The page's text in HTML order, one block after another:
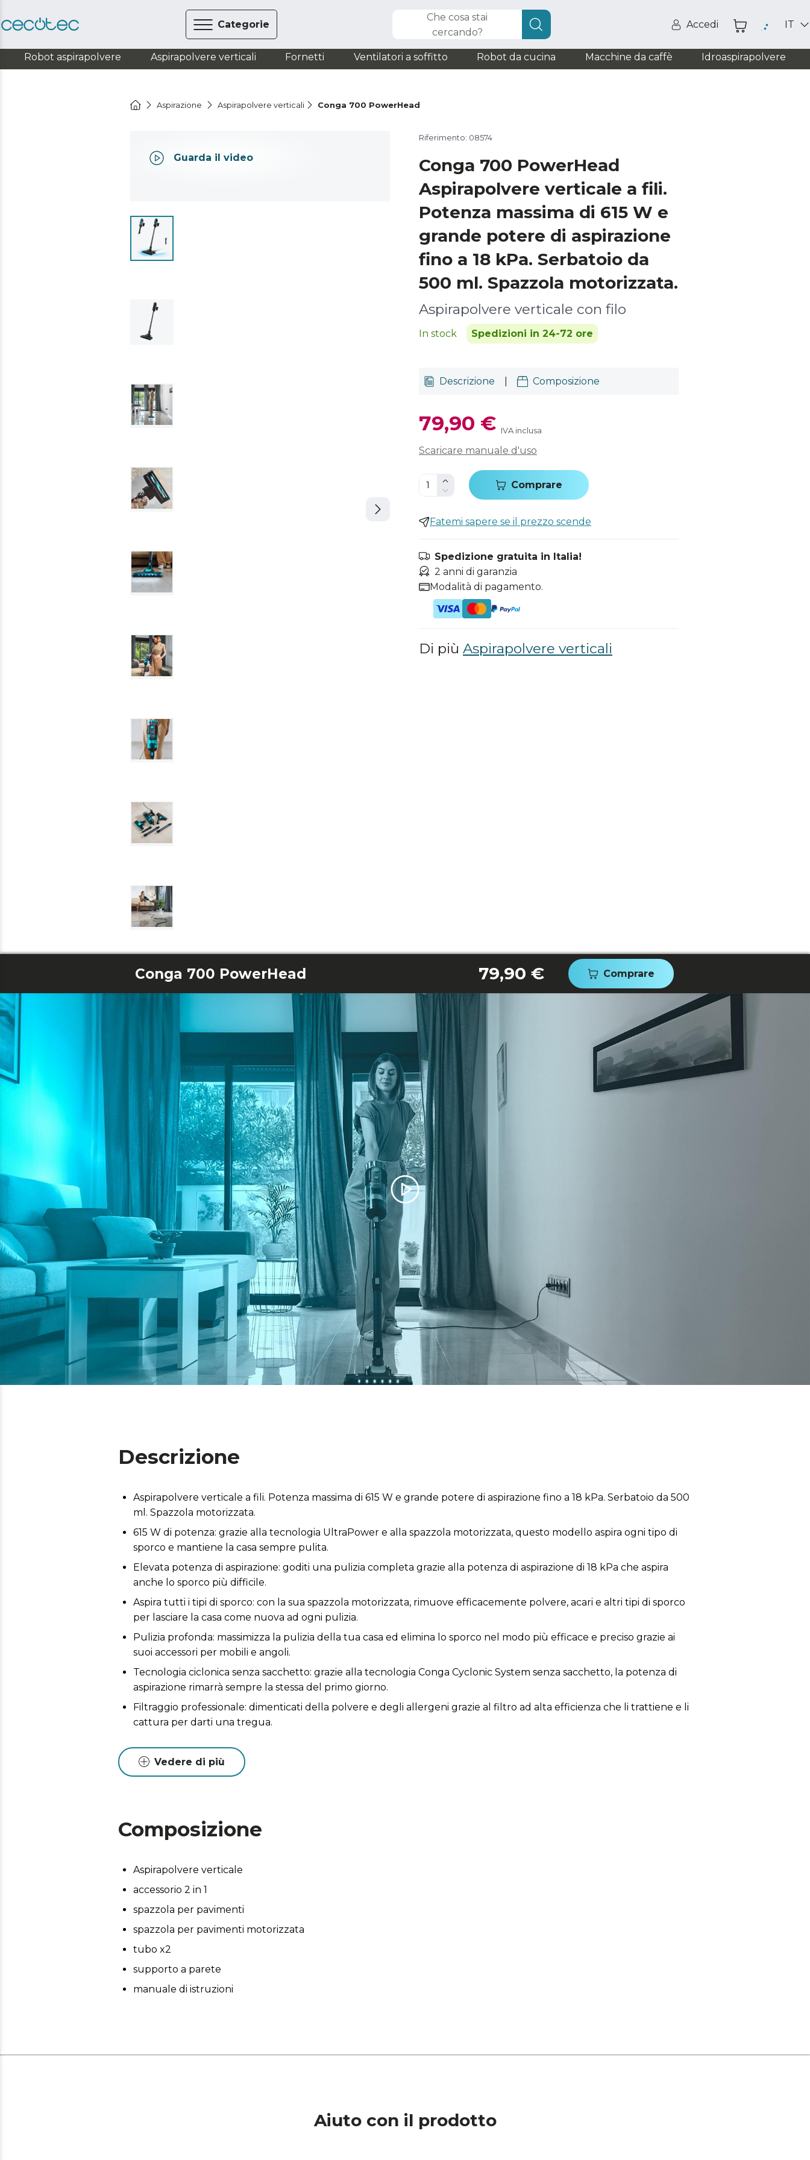
Categorie
Che cosa stai
cercando?
Accedi IT
Robot aspirapolvere Aspirapolvere verticali Fornetti Ventilatori a soffitto Robot da cucina Macchine da caffè Idroaspirapolvere
Aspirazione Aspirapolvere verticali Conga 700 PowerHead
Guarda il video
Riferimento: 08574
Conga 700 PowerHead
Aspirapolvere verticale a fili.
Potenza massima di 615 W e
grande potere di aspirazione
fino a 18 kPa. Serbatoio da
500 ml. Spazzola motorizzata.
Aspirapolvere verticale con filo
In stock Spedizioni in 24-72 ore
Descrizione Composizione
79,90 € IVA inclusa
Scaricare manuale d'uso
Comprare
Fatemi sapere se il prezzo scende
Spedizione gratuita in Italia!
2 anni di garanzia
Modalità di pagamento.
Di più Aspirapolvere verticali
Conga 700 PowerHead 79,90 € Comprare
Descrizione
Aspirapolvere verticale a fili. Potenza massima di 615 W e grande potere di aspirazione fino a 18 kPa. Serbatoio da 500
ml. Spazzola motorizzata.
615 W di potenza: grazie alla tecnologia UltraPower e alla spazzola motorizzata, questo modello aspira ogni tipo di
sporco e mantiene la casa sempre pulita.
Elevata potenza di aspirazione: goditi una pulizia completa grazie alla potenza di aspirazione di 18 kPa che aspira
anche lo sporco più difficile.
Aspira tutti i tipi di sporco: con la sua spazzola motorizzata, rimuove efficacemente polvere, acari e altri tipi di sporco
per lasciare la casa come nuova ad ogni pulizia.
Pulizia profonda: massimizza la pulizia della tua casa ed elimina lo sporco nel modo più efficace e preciso grazie ai
suoi accessori per mobili e angoli.
Tecnologia ciclonica senza sacchetto: grazie alla tecnologia Conga Cyclonic System senza sacchetto, la potenza di
aspirazione rimarrà sempre la stessa del primo giorno.
Filtraggio professionale: dimenticati della polvere e degli allergeni grazie al filtro ad alta efficienza che li trattiene e li
cattura per darti una tregua.
d'azione fino a 6 metri.
Serbatoio di grande capacità: goditi una pulizia totale e dimenticati di dover svuotare il serbatoio mentre stai
Vedere di più
Composizione
Aspirapolvere verticale
accessorio 2 in 1
spazzola per pavimenti
spazzola per pavimenti motorizzata
tubo x2
supporto a parete
manuale di istruzioni
Aiuto con il prodotto